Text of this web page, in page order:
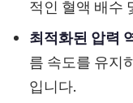
적인 혈액 배수
최적화된 압력
름 속도를 유지
입니다.